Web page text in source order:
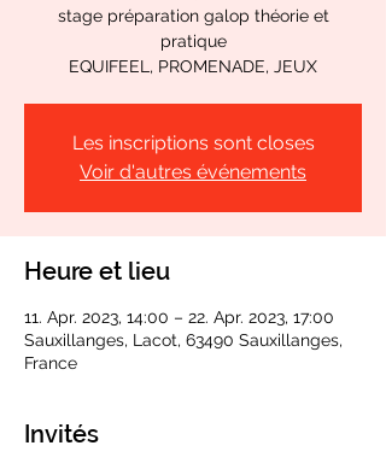
stage préparation galop théorie et
pratique
EQUIFEEL, PROMENADE, JEUX
Les inscriptions sont closes
Voir d'autres événements
Heure et lieu
11. Apr. 2023, 14:00 – 22. Apr. 2023, 17:00
Sauxillanges, Lacot, 63490 Sauxillanges,
France
Invités